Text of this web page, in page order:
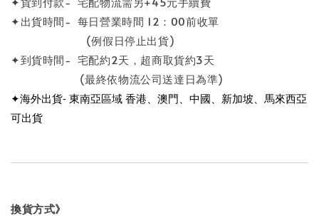
✦出貨時間- 每日營業時間 12：00前收單
(例假日停止出貨)
✦到貨時間- 宅配約2天，超商取貨約3天
(最終依物流公司送達日為準)
✦海外出貨- 東南亞區域 香港、澳門、中國、新加坡、馬來西亞
可出貨
換貨方式》